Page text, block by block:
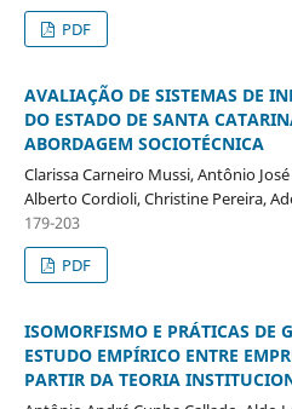
PDF
AVALIAÇÃO DE SISTEMAS DE
DO ESTADO DE SANTA
ABORDAGEM SOCIOTÉCNICA
Clarissa Carneiro Mussi, Antônio
Alberto Cordioli, Christine Pereira,
179-203
PDF
ISOMORFISMO E PRÁTICAS DE
ESTUDO EMPÍRICO ENTRE
PARTIR DA TEORIA